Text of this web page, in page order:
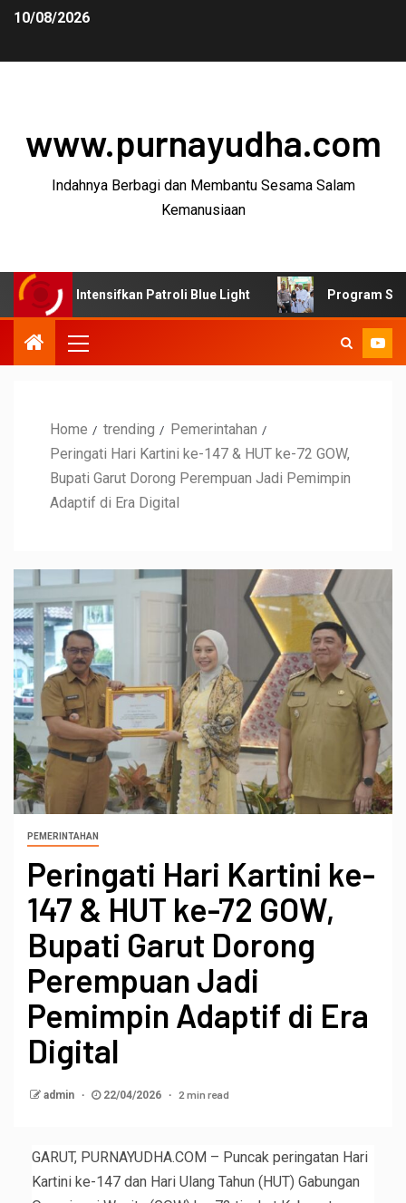
10/08/2026
www.purnayudha.com
Indahnya Berbagi dan Membantu Sesama Salam
Kemanusiaan
Intensifkan Patroli Blue Light Program SUJUD
Home trending
Pemerintahan
Peringati Hari Kartini ke-147 & HUT ke-72 GOW,
Bupati Garut Dorong Perempuan Jadi Pemimpin
Adaptif di Era Digital
PEMERINTAHAN
Peringati Hari Kartini ke-
147 & HUT ke-72 GOW,
Bupati Garut Dorong
Perempuan Jadi
Pemimpin Adaptif di Era
Digital
admin 22/04/2026 2 min read
GARUT, PURNAYUDHA.COM – Puncak peringatan Hari
Kartini ke-147 dan Hari Ulang Tahun (HUT) Gabungan